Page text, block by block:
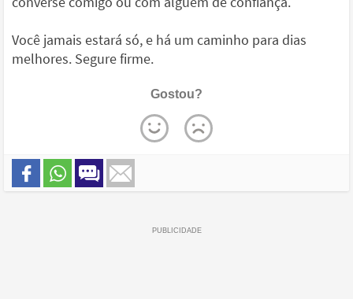
Você jamais estará só, e há um caminho para dias
melhores. Segure firme.
Gostou?